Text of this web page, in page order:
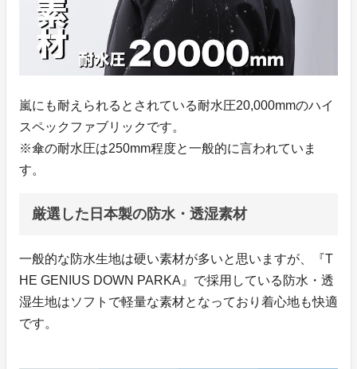
嵐にも耐えられるとされている耐水圧20,000mmのハイ
スペックファブリックです。
※傘の耐水圧は250mm程度と一般的に言われていま
す。
厳選した日本製の防水・透湿素材
一般的な防水生地は硬い素材が多いと思いますが、『T
HE GENIUS DOWN PARKA』で採用している防水・透
湿生地はソフトで軽量な素材となっており着心地も快適
です。